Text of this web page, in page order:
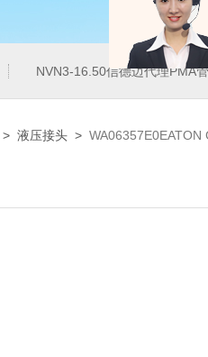
NVN3-16.50信德迈代理PMA
> 液压接头 >